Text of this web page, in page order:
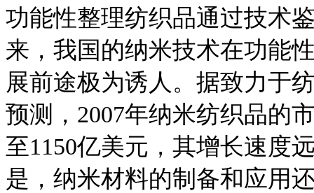
功能性整理纺织品通过技术
来，我国的纳米技术在功能
展前途极为诱人。据致力于
预测，2007年纳米纺织品的
至1150亿美元，其增长速度
是，纳米材料的制备和应用